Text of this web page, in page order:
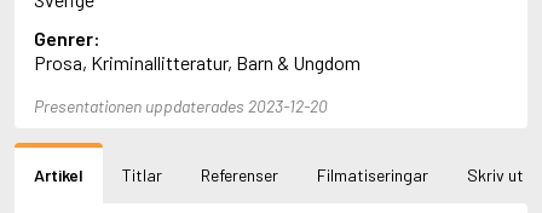
Adams, Richard
Adbåge, Emma
Adbåge, Lisen
Adichie, Chimamanda Ngozi
Adler-Olsen, Jussi
Adlerbeth, Gudmund Jöran
Genrer:
Prosa, Kriminallitteratur, Barn & Ungdom
Presentationen uppdaterades 2023-12-20
Artikel Titlar Referenser Filmatiseringar Skriv ut